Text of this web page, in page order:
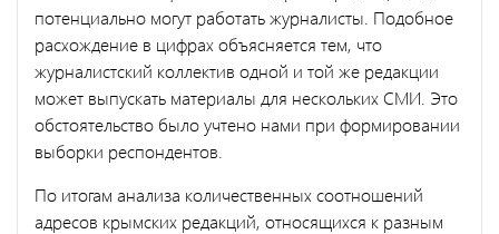
потенциально могут работать журналисты. Подобное
расхождение в цифрах объясняется тем, что
журналистский коллектив одной и той же редакции
может выпускать материалы для нескольких СМИ. Это
обстоятельство было учтено нами при формировании
выборки респондентов.
По итогам анализа количественных соотношений
адресов крымских редакций, относящихся к разным